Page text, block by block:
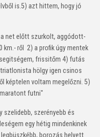
is.5) azt hittem, hogy jó
net előtt szurkolt, aggódott-
km.- ről 2) a profik úgy mentek
frissitőm 4) futás
hölgy igen csinos
képtelen voltam megelőzni. 5)
futni"
szerényebb és
egy hétig mindenkinek
borozás helyett